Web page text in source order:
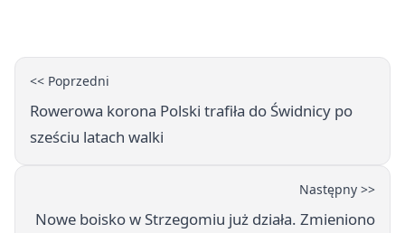
<< Poprzedni
Rowerowa korona Polski trafiła do Świdnicy po
sześciu latach walki
Następny >>
Nowe boisko w Strzegomiu już działa. Zmieniono